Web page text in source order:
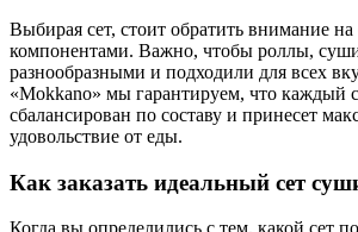
Выбирая сет, стоит обратить внимание
компонентами. Важно, чтобы роллы,
разнообразными и подходили для всех
«Mokkano» мы гарантируем, что каждый
сбалансирован по составу и принесет
удовольствие от еды.
Как заказать идеальный сет